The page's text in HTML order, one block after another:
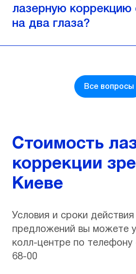
лазерную коррекцию
на два глаза?
Все вопросы
Стоимость
коррекции
Киеве
Условия и сроки
предложений вы можете
колл-центре по телефону
68-00